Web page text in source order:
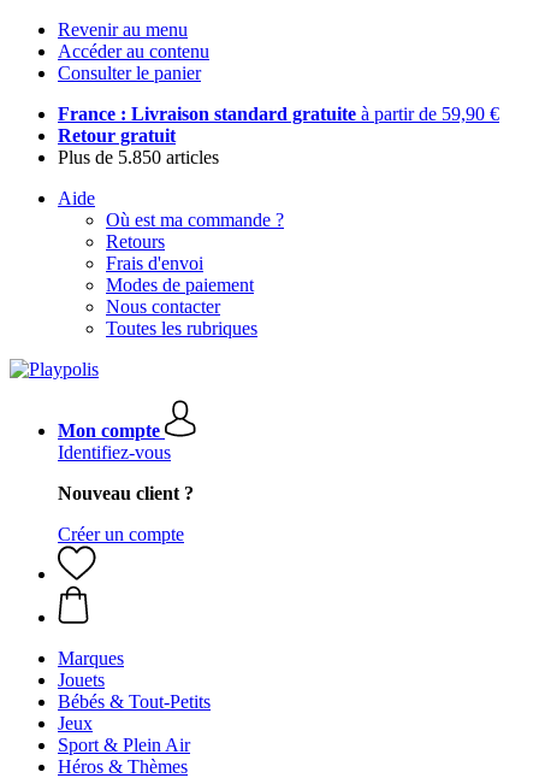
Revenir au menu
Accéder au contenu
Consulter le panier
France : Livraison standard gratuite à partir de 59,90 €
Retour gratuit
Plus de 5.850 articles
Aide
Où est ma commande ?
Retours
Frais d'envoi
Modes de paiement
Nous contacter
Toutes les rubriques
Mon compte
Identifiez-vous
Nouveau client ?
Créer un compte
Marques
Jouets
Bébés & Tout-Petits
Jeux
Sport & Plein Air
Héros & Thèmes